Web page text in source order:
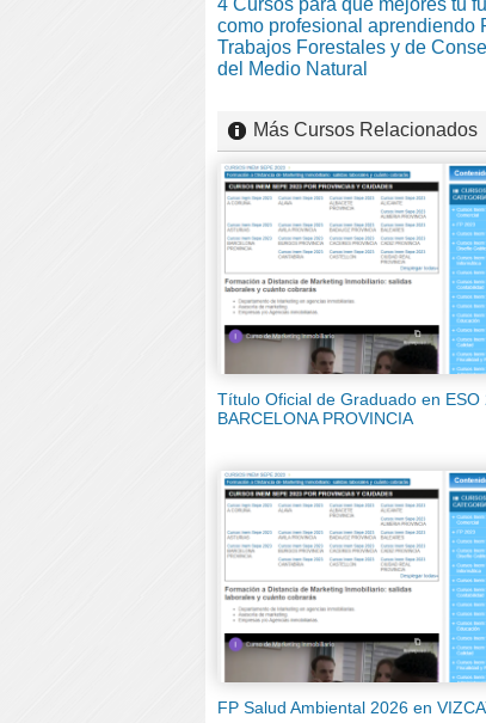
como profesional aprendiendo
Trabajos Forestales y de
del Medio Natural
Más Cursos Relacionados
Título Oficial de Graduado en ESO
BARCELONA PROVINCIA
FP Salud Ambiental 2026 en